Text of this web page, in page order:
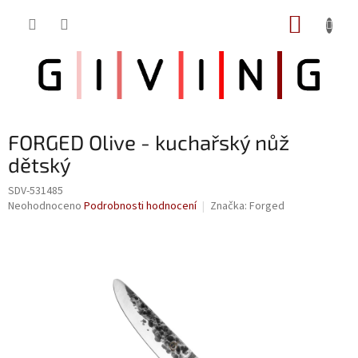
FORGED Olive - kuchařský nůž
dětský
SDV-531485
Průměrné
Neohodnoceno Podrobnosti hodnocení Značka: Forged